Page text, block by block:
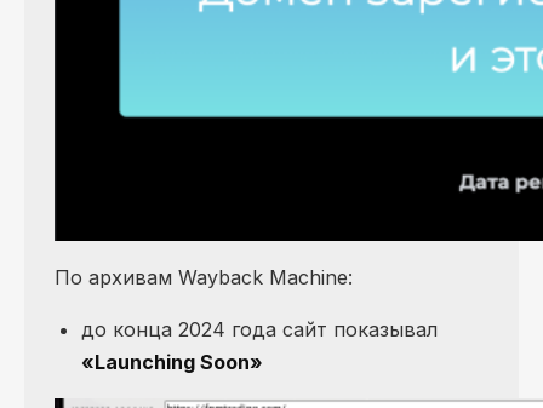
По архивам Wayback Machine:
до конца 2024 года сайт показывал
«Launching Soon»